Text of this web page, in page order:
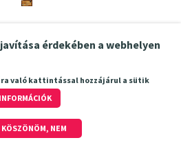
érdekében a webhelyen
való kattintással hozzájárul a sütik
KÖSZÖNÖM, NEM